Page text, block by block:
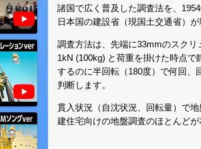
諸国で広く普及した調査法を、1954
日本国の建設省（現国土交通省）
調査方法は、先端に33mmのスクリ
1kN (100kg) と荷重を掛けた時点
するのに半回転（180度）で何回、
判断します。
貫入状況（自沈状況、回転量）で
建住宅向けの地盤調査のほとんど